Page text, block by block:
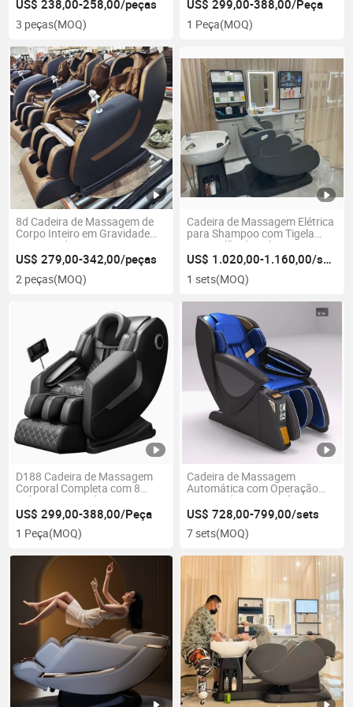
US$ 238,00-258,00/peças
3 peças(MOQ)
US$ 299,00-388,00/Peça
1 Peça(MOQ)
8d Cadeira de Massagem de
Corpo Inteiro em Gravidade
Zero, Venda Quente, Luxuosa
em Casa, Massagem Elétrica
para os Pés
US$ 279,00-342,00/peças
2 peças(MOQ)
Cadeira de Massagem Elétrica
para Shampoo com Tigela
para Salão de Beleza e
Barbeiro em Promoção
US$ 1.020,00-1.160,00/sets
1 sets(MOQ)
D188 Cadeira de Massagem
Corporal Completa com 8
Rolos Pontiagudos Fixos
Modo de Gravidade Zero
US$ 299,00-388,00/Peça
1 Peça(MOQ)
Cadeira de Massagem
Automática com Operação
por Moeda e Material HDPE
Premium
US$ 728,00-799,00/sets
7 sets(MOQ)